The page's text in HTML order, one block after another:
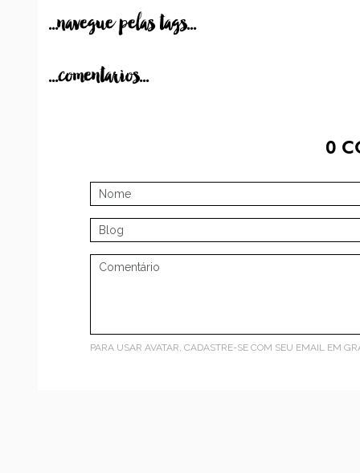
...navegue pelas tags...
...comentarios...
0
PARA USAR AVATAR, CADASTRE-SE COM SEU EMAIL EM